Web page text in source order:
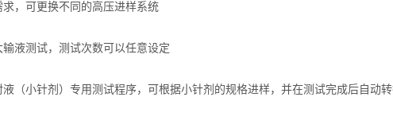
，可更换不同的高压进样系统
液测试，测试次数可以任意设定
（小针剂）专用测试程序，可根据小针剂的规格进样，并在测试完成后自动